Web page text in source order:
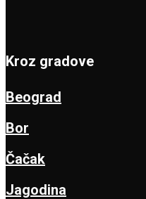
Kroz gradove
Beograd
Bor
Čačak
Jagodina